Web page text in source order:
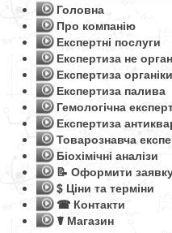
Головна
Про компанію
Експертні послуги
Експертиза не
Експертиза органіки
Експертиза палива
Гемологічна
Експертиза
Товарознавча
Біохімічні аналізи
📝 Оформити
$ Ціни та терміни
☎ Контакти
☤ Магазин